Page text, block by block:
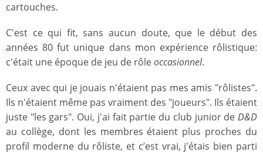
cartouches.
C'est ce qui fit, sans aucun doute, que le début des
années 80 fut unique dans mon expérience rôlistique:
c'était une époque de jeu de rôleoccasionnel.
Ceux avec qui je jouais n'étaient pas mes amis "rôlistes".
Ils n'étaient même pas vraiment des "joueurs". Ils étaient
juste "les gars". Oui, j'ai fait partie du club junior de D&D
au collège, dont les membres étaient plus proches du
profil moderne du rôliste, et c’est vrai, j'étais bien parti